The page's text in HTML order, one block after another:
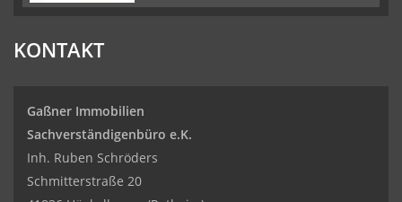
KONTAKT
Gaßner Immobilien
Sachverständigenbüro e.K.
Inh. Ruben Schröders
Schmitterstraße 20